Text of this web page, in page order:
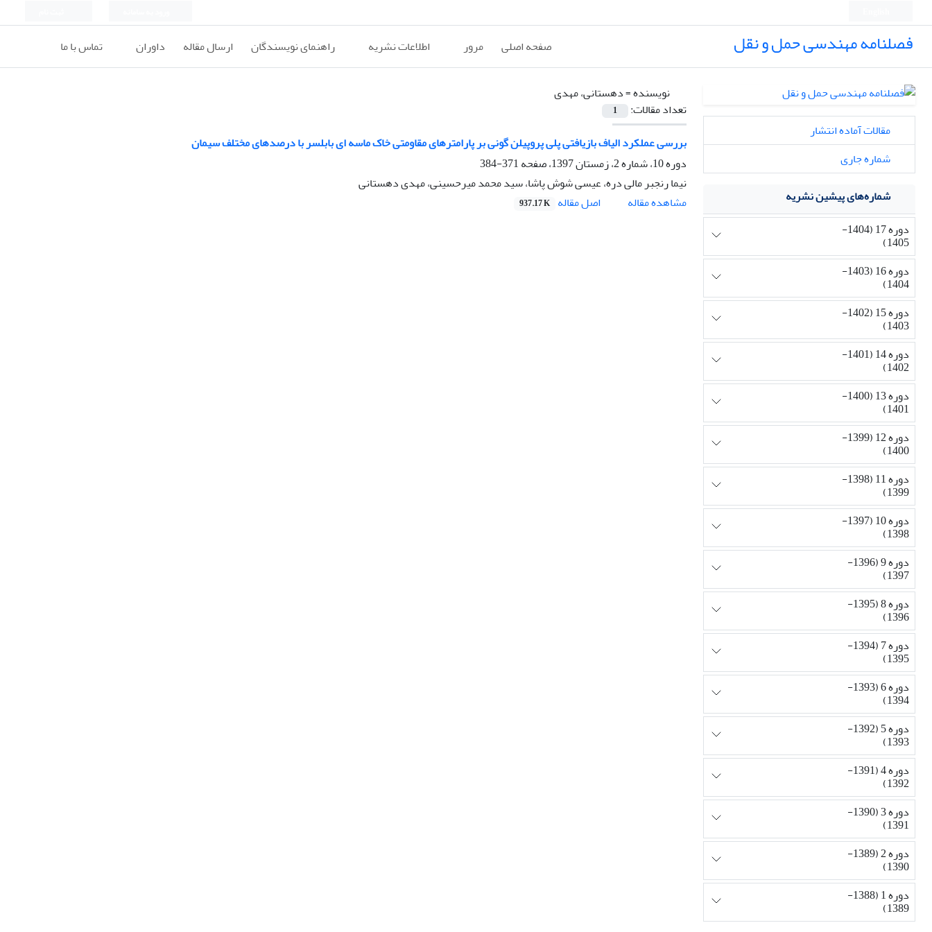
فصلنامه مهندسی حمل و نقل صفحه اصلی مرور اطلاعات نشریه راهنمای نویسندگان ارسال مقاله داوران تماس با ما
نویسنده =دهستانی، مهدی
تعداد مقالات:
1
بررسی عملکرد الیاف بازیافتی پلی پروپیلن گونی بر پارامترهای مقاومتی خاک ماسه ای بابلسر با درصدهای مختلف سیمان
دوره 10، شماره 2، زمستان 1397، صفحه
371-384
نیما رنجبر مالی دره، عیسی شوش پاشا، سید محمد میرحسینی، مهدی دهستانی
مشاهده مقاله
اصل مقاله 937.17 K
مقالات آماده انتشار
شماره جاری
شماره‌های پیشین نشریه
دوره 17 (1404-
1405)
دوره 16 (1403-
1404)
دوره 15 (1402-
1403)
دوره 14 (1401-
1402)
دوره 13 (1400-
1401)
دوره 12 (1399-
1400)
دوره 11 (1398-
1399)
دوره 10 (1397-
1398)
دوره 9 (1396-
1397)
دوره 8 (1395-
1396)
دوره 7 (1394-
1395)
دوره 6 (1393-
1394)
دوره 5 (1392-
1393)
دوره 4 (1391-
1392)
دوره 3 (1390-
1391)
دوره 2 (1389-
1390)
دوره 1 (1388-
1389)